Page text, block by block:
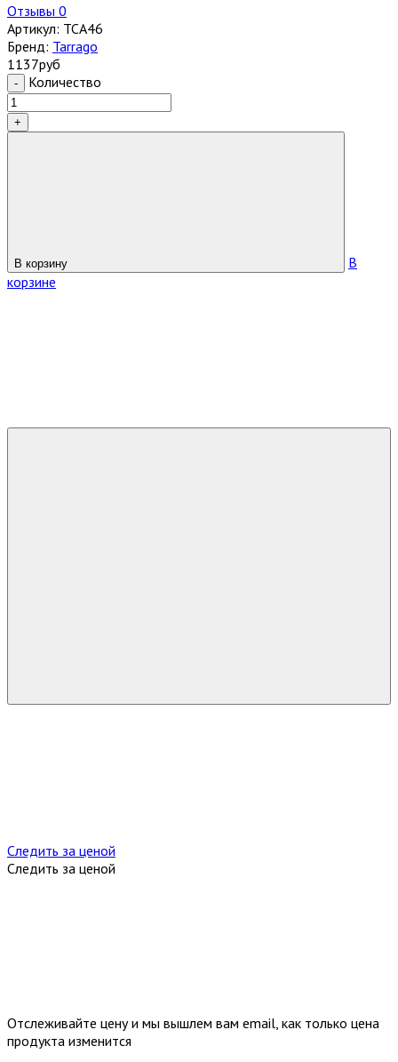
Отзывы 0
Артикул: TCA46
Бренд: Tarrago
1137руб
- Количество
+
В корзину
В
корзине
Следить за ценой
Следить за ценой
Отслеживайте цену и мы вышлем вам email, как только цена
продукта изменится